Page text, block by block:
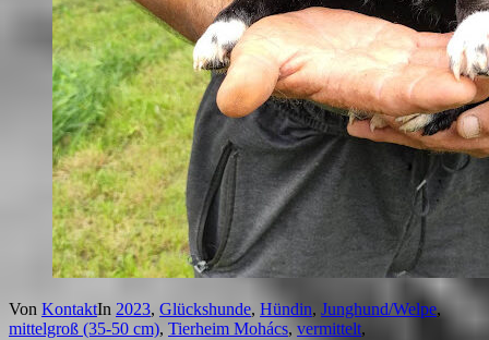
Von KontaktIn 2023, Glückshunde, Hündin, Junghund/Welpe,
mittelgroß (35-50 cm), Tierheim Mohács, vermittelt,